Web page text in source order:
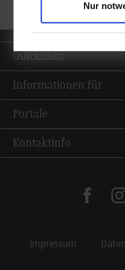
Nur
Quicklinks
Informationen für
Portale
Kontaktinfo
facebook
Impressum